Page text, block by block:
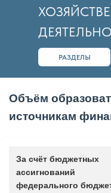
РАЗДЕЛЫ
Объём
источникам
За счёт бюджетных
ассигнований
федерального